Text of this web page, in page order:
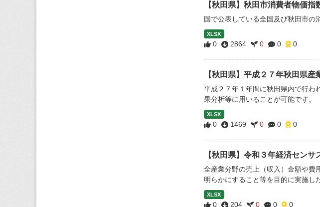
【秋田県】秋田市消費者物価指
国で公表している全国及び秋田市の
XLSX
0 2864 0 0 0
【秋田県】平成２７年秋田県産
平成２７年１年間に秋田県内で行わ
果分析等に用いることが可能です。
XLSX
0 1469 0 0 0
【秋田県】令和３年経済センサ
全産業分野の売上（収入）金額や費
明らかにすること等を目的に実施し
XLSX
0 204 0 0 0